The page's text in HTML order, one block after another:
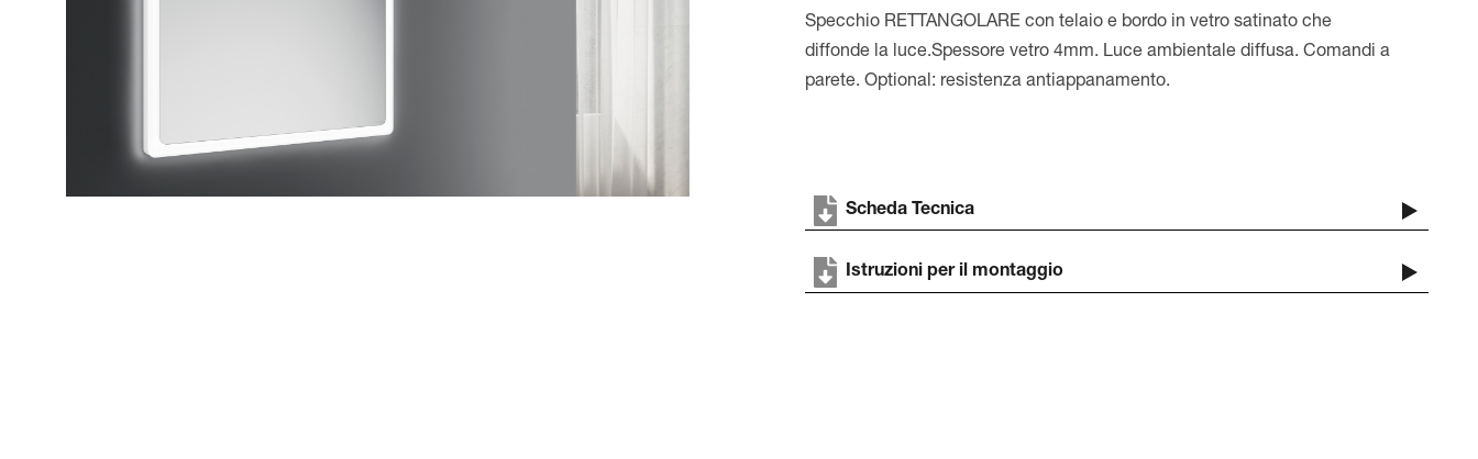
Specchio RETTANGOLARE con telaio e bordo in vetro satinato che
diffonde la luce.Spessore vetro 4mm. Luce ambientale diffusa. Comandi a
parete. Optional: resistenza antiappanamento.
Scheda Tecnica
Istruzioni per il montaggio